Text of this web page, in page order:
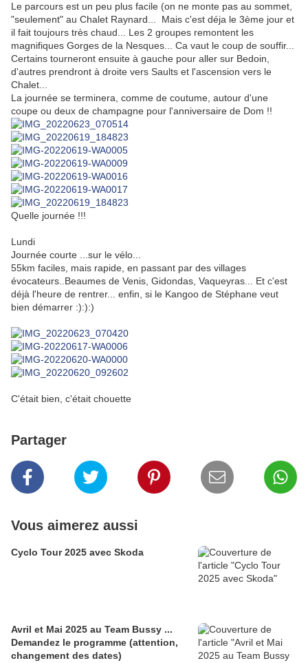
Le parcours est un peu plus facile (on ne monte pas au sommet,
"seulement" au Chalet Raynard... Mais c'est déja le 3ème jour et
il fait toujours très chaud... Les 2 groupes remontent les
magnifiques Gorges de la Nesques... Ca vaut le coup de souffir...
Certains tourneront ensuite à gauche pour aller sur Bedoin,
d'autres prendront à droite vers Saults et l'ascension vers le
Chalet...
La journée se terminera, comme de coutume, autour d'une
coupe ou deux de champagne pour l'anniversaire de Dom !!
Quelle journée !!!
Lundi
Journée courte ...sur le vélo...
55km faciles, mais rapide, en passant par des villages
évocateurs..Beaumes de Venis, Gidondas, Vaqueyras... Et c'est
déjà l'heure de rentrer... enfin, si le Kangoo de Stéphane veut
bien démarrer :):):)
C'était bien, c'était chouette
Partager
Vous aimerez aussi
Cyclo Tour 2025 avec Skoda
Avril et Mai 2025 au Team Bussy ...
Demandez le programme (attention,
changement des dates)